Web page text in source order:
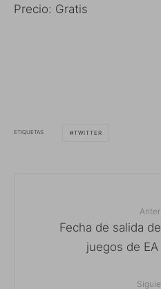
Precio: Gratis
ETIQUETAS TWITTER
Fecha de salida
juegos de